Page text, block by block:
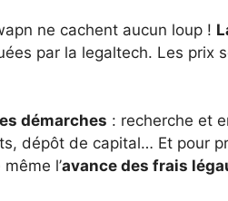
ne cachent aucun loup !
par la legaltech. Les
démarches : recherche et
dépôt de capital… Et pour
l’avance des frais